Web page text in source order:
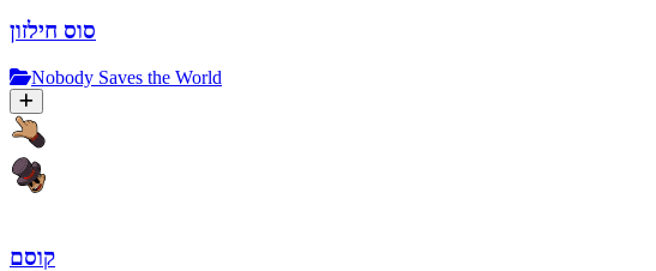
סוס חילזון
Nobody Saves the World
קוסם